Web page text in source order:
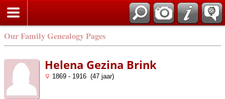
Our Family Genealogy Pages
Helena Gezina Brink
1869 - 1916 (47 jaar)